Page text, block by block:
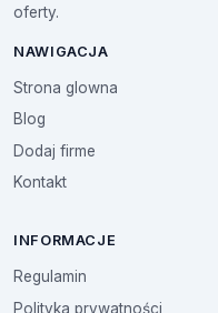
oferty.
NAWIGACJA
Strona glowna
Blog
Dodaj firme
Kontakt
INFORMACJE
Regulamin
Polityka prywatności